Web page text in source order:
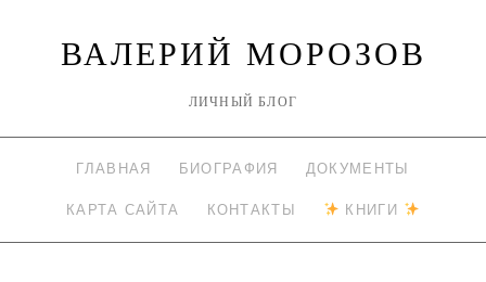
ВАЛЕРИЙ МОРОЗОВ
ЛИЧНЫЙ БЛОГ
ГЛАВНАЯ БИОГРАФИЯ ДОКУМЕНТЫ
КАРТА САЙТА КОНТАКТЫ КНИГИ